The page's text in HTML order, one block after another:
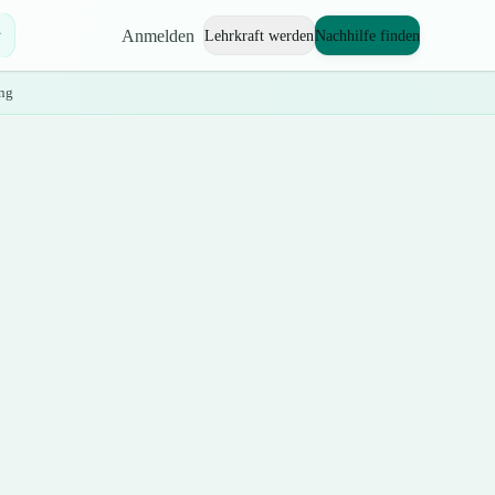
Anmelden Lehrkraft werdenNachhilfe finden